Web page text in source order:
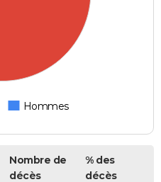
Hommes
Nombre de
décès
% des
décès